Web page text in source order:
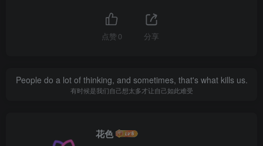
点赞 0 分享
People do a lot of thinking, and sometimes, that's what kills us.
有时候是我们自己想太多才让自己如此难受
花色